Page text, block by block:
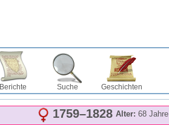
Berichte Suche Geschichten
Alter: 68 Jahre
1759–1828